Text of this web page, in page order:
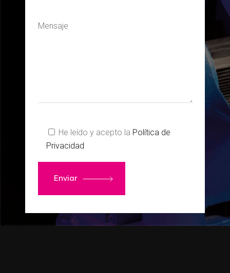
Mensaje
He leído y acepto la Política de
Privacidad
Enviar